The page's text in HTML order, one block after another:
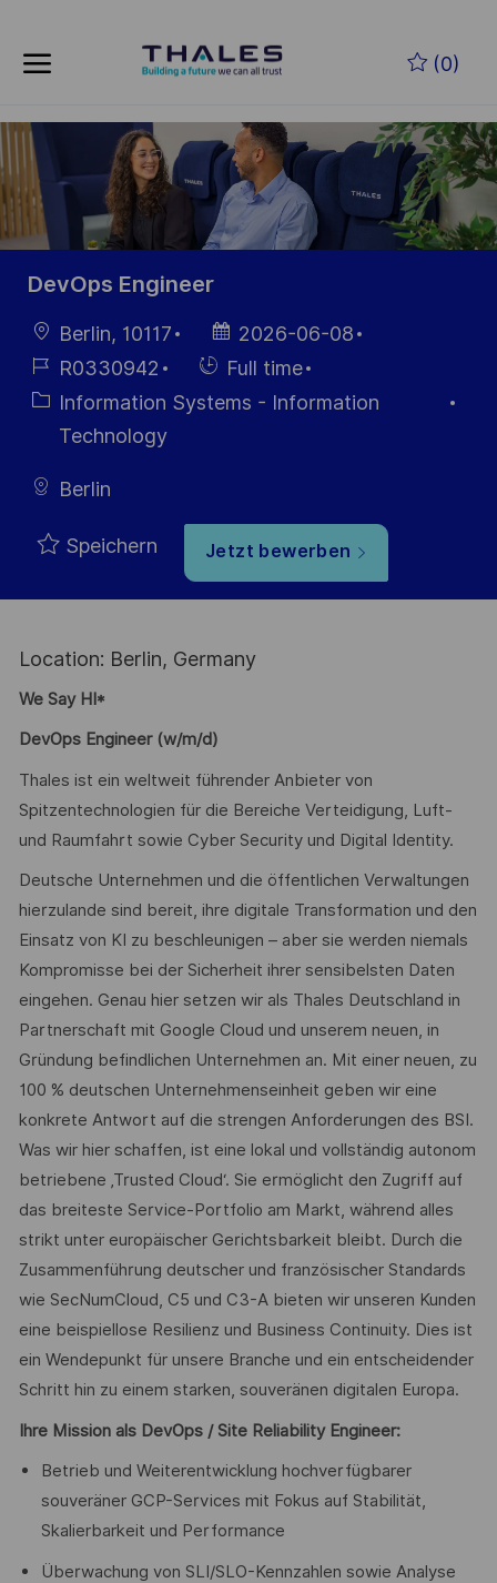
(0)
-
DevOps Engineer
Ort Berlin, 10117
Datum der
Veröffentlichung
2026-06-08
Job-
ID
R0330942 Einstellunngstyp
Full time
Kategorie
Information Systems - Information
Technology
Berlin
Speichern Jetzt bewerben
Location: Berlin, Germany
We Say HI*
DevOps Engineer (w/m/d)
Thales ist ein weltweit führender Anbieter von
Spitzentechnologien für die Bereiche Verteidigung, Luft-
und Raumfahrt sowie Cyber Security und Digital Identity.
Deutsche Unternehmen und die öffentlichen Verwaltungen
hierzulande sind bereit, ihre digitale Transformation und den
Einsatz von KI zu beschleunigen – aber sie werden niemals
Kompromisse bei der Sicherheit ihrer sensibelsten Daten
eingehen. Genau hier setzen wir als Thales Deutschland in
Partnerschaft mit Google Cloud und unserem neuen, in
Gründung befindlichen Unternehmen an. Mit einer neuen, zu
100 % deutschen Unternehmenseinheit geben wir eine
konkrete Antwort auf die strengen Anforderungen des BSI.
Was wir hier schaffen, ist eine lokal und vollständig autonom
betriebene ‚Trusted Cloud‘. Sie ermöglicht den Zugriff auf
das breiteste Service-Portfolio am Markt, während alles
strikt unter europäischer Gerichtsbarkeit bleibt. Durch die
Zusammenführung deutscher und französischer Standards
wie SecNumCloud, C5 und C3-A bieten wir unseren Kunden
eine beispiellose Resilienz und Business Continuity. Dies ist
ein Wendepunkt für unsere Branche und ein entscheidender
Schritt hin zu einem starken, souveränen digitalen Europa.
Ihre Mission als DevOps / Site Reliability Engineer:
Betrieb und Weiterentwicklung hochverfügbarer
souveräner GCP-Services mit Fokus auf Stabilität,
Skalierbarkeit und Performance
Überwachung von SLI/SLO-Kennzahlen sowie Analyse